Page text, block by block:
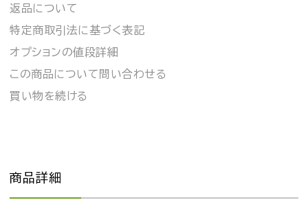
返品について
特定商取引法に基づく表記
オプションの値段詳細
この商品について問い合わせる
買い物を続ける
商品詳細